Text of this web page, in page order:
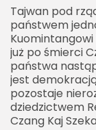
Tajwan pod
państwem
już po śmierci
państwa
jest
pozostaje
dziedzictwem
Czang Kaj